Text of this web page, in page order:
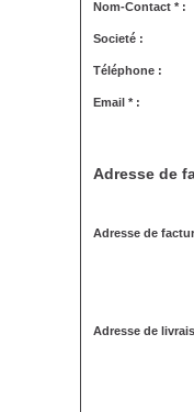
Nom-Contact * :
Societé :
Téléphone :
Email * :
Adresse de
Adresse de
Adresse de